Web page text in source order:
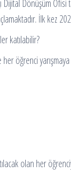
Dönüşüm Ofisi
İlk kez
katılabilir?
öğrenci
olan her